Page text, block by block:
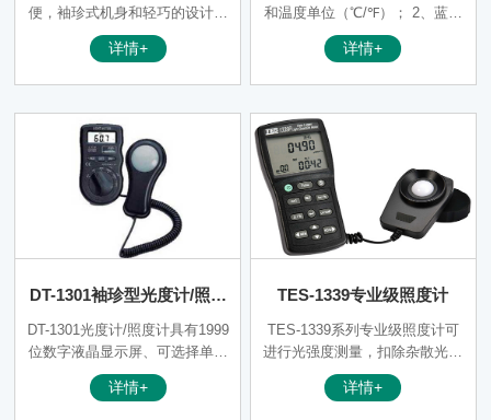
便，袖珍式机身和轻巧的设计便
于携带，可准确显示从0.01 Lux
到50,000 Lux光度读数。测量结
详情+
和温度单位（℃/℉）； 2、蓝牙
通信，手机app操作； 3、具有
照度数据自动存储（MAX 2000
详情+
DT-1301袖珍型光度计/照度
计
DT-1301光度计/照度计具有1999
位数字液晶显示屏、可选择单位
Lux/Fc、*大值保持、数据保持
功能。小巧表型及人性化设计，
详情+
TES-1339专业级照度计
TES-1339系列专业级照度计可
进行光强度测量，扣除杂散光之
光源照度测量，时间设定自动锁
定测量，有独特之资料记录及读
详情+